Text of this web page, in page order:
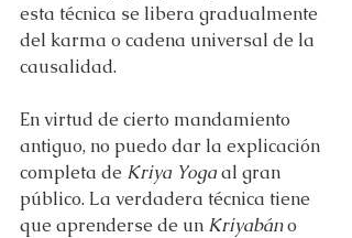
esta técnica se libera gradualmente
del karma o cadena universal de la
causalidad.
En virtud de cierto mandamiento
antiguo, no puedo dar la explicación
completa de Kriya Yoga al gran
público. La verdadera técnica tiene
que aprenderse de un Kriyabán o